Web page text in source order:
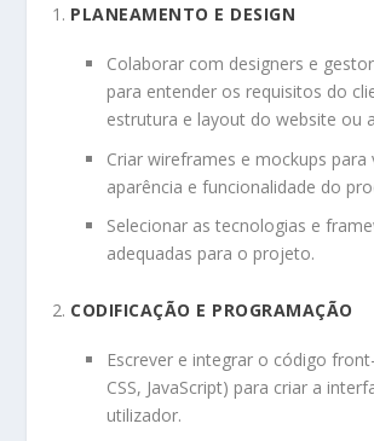
PLANEAMENTO E DESIGN
Colaborar com designers e
para entender os requisitos do
estrutura e layout do website ou
Criar wireframes e mockups para
aparência e funcionalidade do
Selecionar as tecnologias e
adequadas para o projeto.
CODIFICAÇÃO E PROGRAMAÇÃO
Escrever e integrar o código
CSS, JavaScript) para criar a
utilizador.